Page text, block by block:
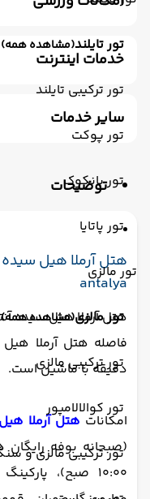
تور تایلند(مشاهده همه)
تور ترکیبی تایلند
تور پوکت
تور بانکوک
تور پاتایا
تور مالزی
تور مالزی(مشاهده همه)
تور ترکیبی مالزی
تور کوالالامپور
تور ترکیبی مالزی و
صندوق امانات
کافه
بار
باشگاه بدنسازی
سونای بخار
خدمات اینترنت
اینترنت بیسیم
اینترنت بیسیم
سایر خدمات
اتاق برای سیگاری ها
فتوکپی
توضیحات
antalya
دقیقه با ماشین است.
امکانات هتل آرملا
10:00 صبح)،